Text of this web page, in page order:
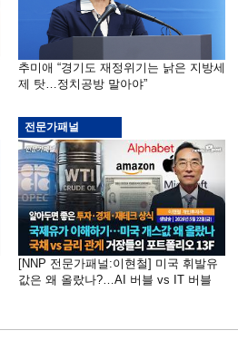
추미애 “경기도 재정위기는 낡은 지방세
제 탓…정치공방 말아야”
전문가패널
[NNP 전문가패널:이현철] 미국 휘발유
값은 왜 올랐나?…AI 버블 vs IT 버블